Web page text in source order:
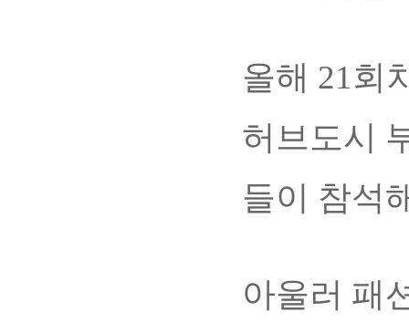
올해 21회
허브도시
들이 참석
아울러 패